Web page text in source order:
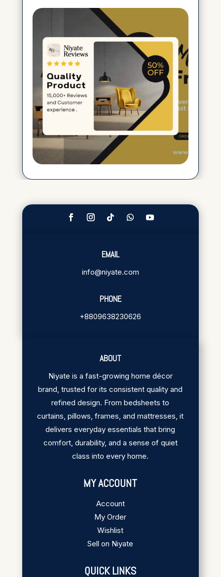
EMAIL
info@niyate.com
PHONE
+8809638230626
ABOUT
Niyate is a fast-growing home décor
brand, trusted for its consistent quality and
refined design. From bedsheets to
curtains, pillows, frames, and mattresses, it
delivers everyday essentials that bring
comfort, durability, and a sense of quiet
class into every home.
MY ACCOUNT
Account
My Order
Wishlist
Sell on Niyate
QUICK LINKS